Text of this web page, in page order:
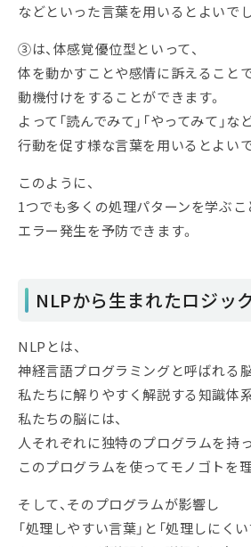
などといった言葉を用いるとよいでし
③は、体感覚優位型といって、
体を動かすことや感情に訴えること
動機付けをすることができます。
よって「読んでみて」「やってみて」など
行動を促す様な言葉を用いるとよい
このように、
1つでも多くの処理パターンを学ぶこ
エラー発生を予防できます。
NLPから生まれたロジッ
NLPとは、
神経言語プログラミングと呼ばれる
私たちに解りやすく解説する知識体系
私たちの脳には、
人それぞれに独特のプログラムを持っ
このプログラムを使ってモノゴトを
そして、そのプログラムが影響し
「処理しやすい言葉」と「処理しにく